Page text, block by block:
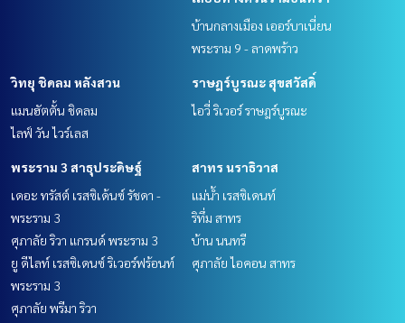
บ้านกลางเมือง เออร์บาเนี่ยน
พระราม 9 - ลาดพร้าว
วิทยุ ชิดลม หลังสวน
แมนฮัตตั้น ชิดลม
ไลฟ์ วัน ไวร์เลส
ราษฎร์บูรณะ สุขสวัสดิ์
ไอวี่ ริเวอร์ ราษฎร์บูรณะ
พระราม 3 สาธุประดิษฐ์
เดอะ ทรัสต์ เรสซิเด้นซ์ รัชดา -
พระราม 3
ศุภาลัย ริวา แกรนด์ พระราม 3
ยู ดีไลท์ เรสซิเดนซ์ ริเวอร์ฟร้อนท์
พระราม 3
ศุภาลัย พรีมา ริวา
สาทร นราธิวาส
แม่น้ำ เรสซิเดนท์
ริทึ่ม สาทร
บ้าน นนทรี
ศุภาลัย ไอคอน สาทร